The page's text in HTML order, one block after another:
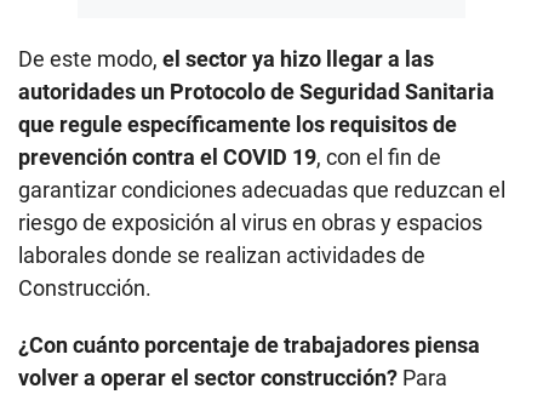
De este modo, el sector ya hizo llegar a las
autoridades un Protocolo de Seguridad Sanitaria
que regule específicamente los requisitos de
prevención contra el COVID 19, con el fin de
garantizar condiciones adecuadas que reduzcan el
riesgo de exposición al virus en obras y espacios
laborales donde se realizan actividades de
Construcción.
¿Con cuánto porcentaje de trabajadores piensa
volver a operar el sector construcción? Para